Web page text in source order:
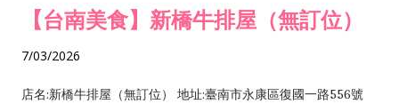
【台南美食】新橋牛排屋（無訂位）
7/03/2026
店名:新橋牛排屋（無訂位） 地址:臺南市永康區復國一路556號